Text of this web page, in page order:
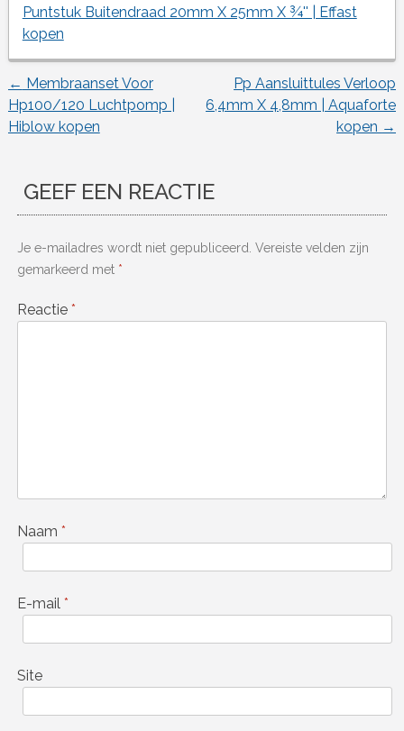
Puntstuk Buitendraad 20mm X 25mm X ¾'' | Effast
kopen
Berichtnavigatie
← Membraanset Voor
Hp100/120 Luchtpomp |
Hiblow kopen
Pp Aansluittules Verloop
6,4mm X 4,8mm | Aquaforte
kopen →
GEEF EEN REACTIE
Je e-mailadres wordt niet gepubliceerd. Vereiste velden zijn
gemarkeerd met *
Reactie *
Naam *
E-mail *
Site